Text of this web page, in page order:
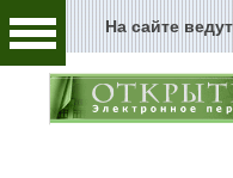
На сайте
Человек и текст